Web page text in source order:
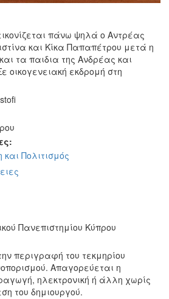
πάνω ψηλά ο Αντρέας
και Κίκα Παπαπέτρου μετά η
τα παιδια της Ανδρέας και
οικογενειακή εκδρομή στη
και Πολιτισμός
Πανεπιστημίου Κύπρου
περιγραφή του τεκμηρίου
Απαγορεύεται η
ηλεκτρονική ή άλλη χωρίς
του δημιουργού.